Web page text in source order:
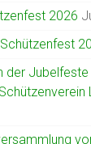
2026
der